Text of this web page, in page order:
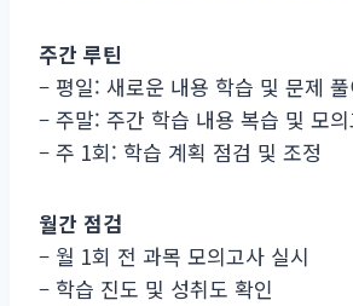
주간 루틴
– 평일: 새로운 내용 학습 및 문제 풀
– 주말: 주간 학습 내용 복습 및 모
– 주 1회: 학습 계획 점검 및 조정
월간 점검
– 월 1회 전 과목 모의고사 실시
– 학습 진도 및 성취도 확인